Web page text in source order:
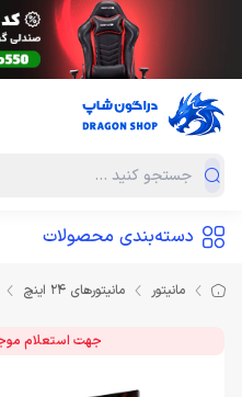
دسته‌بندی محصولات
مانیتور مانیتورهای 24 اینچ
جهت استعلام